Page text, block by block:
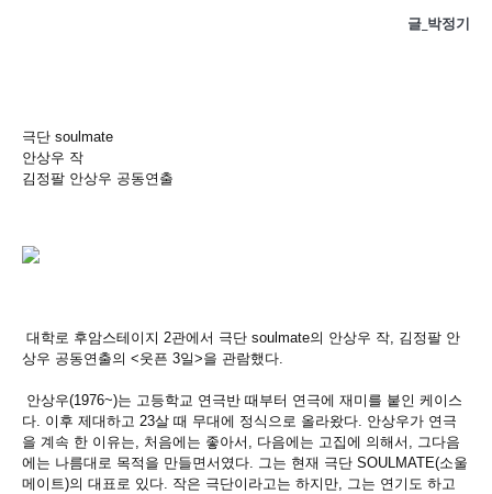
글_박정기
극단 soulmate
안상우 작
김정팔 안상우 공동연출
대학로 후암스테이지 2관에서 극단 soulmate의 안상우 작 김정팔 안
상우 공동연출의 <웃픈 3일>을 관람했다
안상우(1976~)는 고등학교 연극반 때부터 연극에 재미를 붙인 케이스
다 이후 제대하고 23살 때 무대에 정식으로 올라왔다 안상우가 연극
을 계속 한 이유는
처음에는 좋아서 다음에는 고집에 의해서
그다음
에는 나름대로 목적을 만들면서였다
그는 현재 극단 SOULMATE(소울
메이트)의 대표로 있다 작은 극단이라고는 하지만
그는 연기도 하고